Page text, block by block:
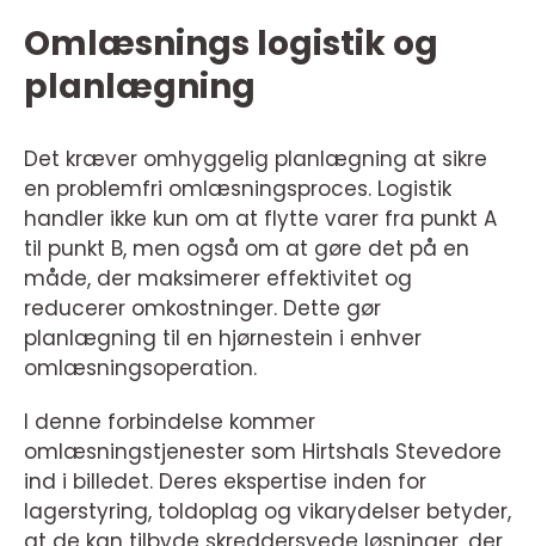
Omlæsnings logistik og
planlægning
Det kræver omhyggelig planlægning at sikre
en problemfri omlæsningsproces. Logistik
handler ikke kun om at flytte varer fra punkt A
til punkt B, men også om at gøre det på en
måde, der maksimerer effektivitet og
reducerer omkostninger. Dette gør
planlægning til en hjørnestein i enhver
omlæsningsoperation.
I denne forbindelse kommer
omlæsningstjenester som Hirtshals Stevedore
ind i billedet. Deres ekspertise inden for
lagerstyring, toldoplag og vikarydelser betyder,